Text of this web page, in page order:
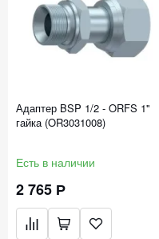
Адаптер BSP 1/2 - ORFS 1''
гайка (OR3031008)
Есть в наличии
2 765 Р